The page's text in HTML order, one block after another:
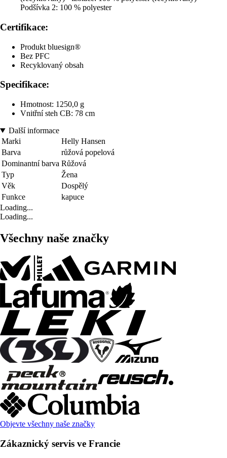
Podšívka 2: 100 % polyester
Certifikace:
Produkt bluesign®
Bez PFC
Recyklovaný obsah
Specifikace:
Hmotnost: 1250,0 g
Vnitřní steh CB: 78 cm
Další informace
Marki
Helly Hansen
Barva
růžová popelová
Dominantní barva Růžová
Typ
Žena
Věk
Dospělý
Funkce
kapuce
Loading...
Loading...
Všechny naše značky
Objevte všechny naše značky
Zákaznický servis ve Francie